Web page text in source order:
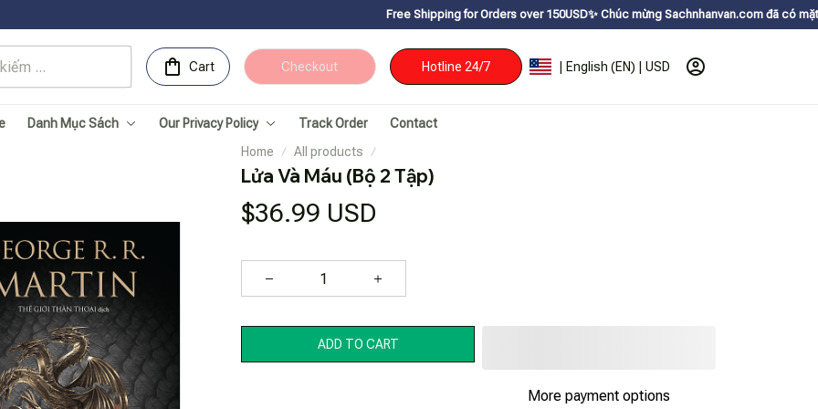
Free Shipping for Orders over 150USDㅤ✨ Chúc mừng Sachnhanvan.com đã có mặt hơn 200 quốc
Cart Checkout Hotline 24/7 | English (EN) | USD
Danh Mục Sách Our Privacy Policy Track Order
Contact
Home
All products
Lửa Và Máu (Bộ 2 Tập)
$36.99 USD
ADD TO CART
More payment options